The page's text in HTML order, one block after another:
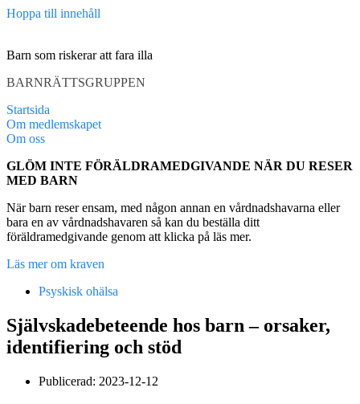
Hoppa till innehåll
Barn som riskerar att fara illa
BARNRÄTTSGRUPPEN
Startsida
Om medlemskapet
Om oss
GLÖM INTE FÖRÄLDRAMEDGIVANDE NÄR DU RESER
MED BARN
När barn reser ensam, med någon annan en vårdnadshavarna eller
bara en av vårdnadshavaren så kan du beställa ditt
föräldramedgivande genom att klicka på läs mer.
Läs mer om kraven
Psyskisk ohälsa
Självskadebeteende hos barn – orsaker,
identifiering och stöd
Publicerad: 2023-12-12